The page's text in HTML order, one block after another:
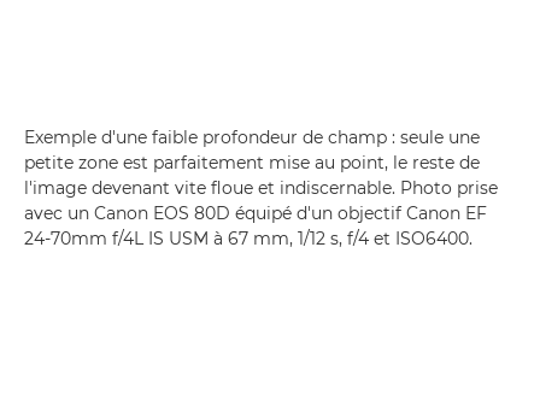
Exemple d'une faible profondeur de champ : seule une
petite zone est parfaitement mise au point, le reste de
l'image devenant vite floue et indiscernable. Photo prise
avec un Canon EOS 80D équipé d'un objectif Canon EF
24-70mm f/4L IS USM à 67 mm, 1/12 s, f/4 et ISO6400.